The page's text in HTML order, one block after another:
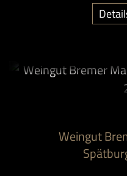
Weingut